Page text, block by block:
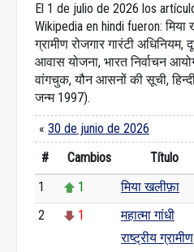
El 1 de julio de 2026 los
Wikipedia en hindi fueron: मिया
ग्रामीण रोजगार गारंटी
आवास योजना, भारत निर्वाचन
वांगचुक, यौन आसनों की सूची,
जन्म 1997).
« 30 de junio de 2026
#
Cambios Título
1
1 मिया खलीफ़ा
2
1
महात्मा गांधी
राष्ट्रीय ग्रामीण